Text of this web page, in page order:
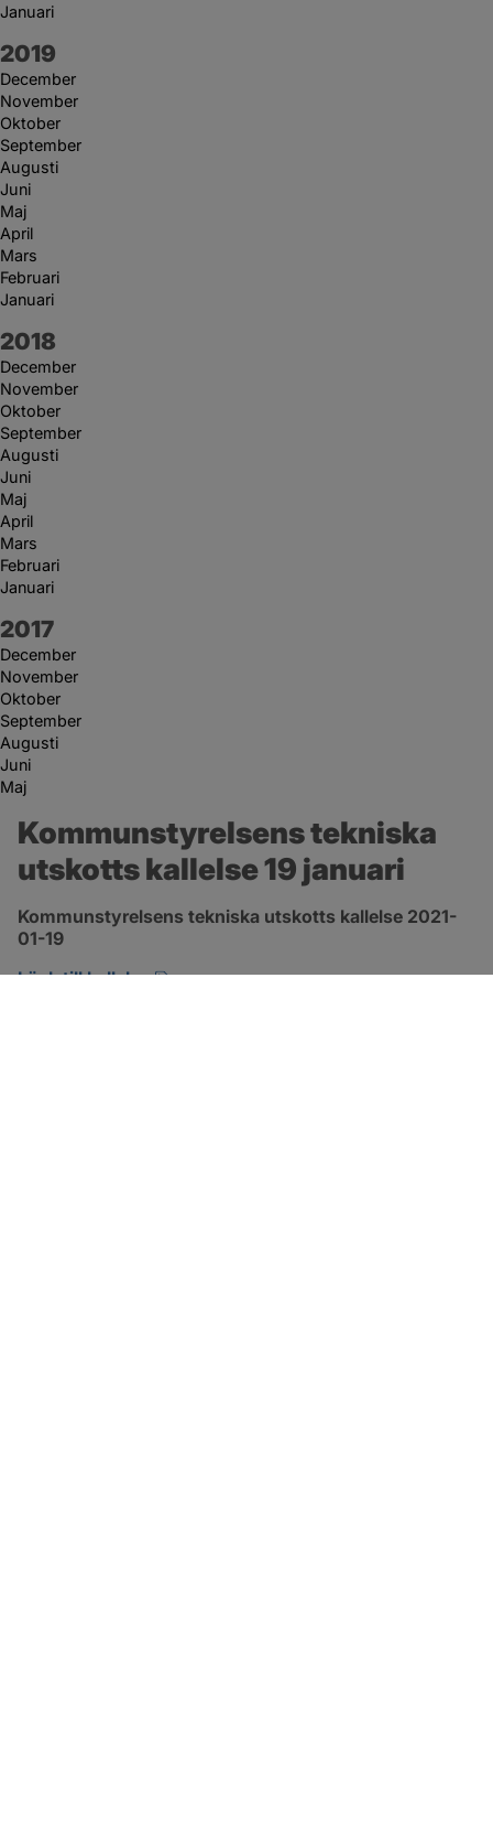
Januari
År:
2019
December
November
Oktober
September
Augusti
Juni
Maj
April
Mars
Februari
Januari
År:
2018
December
November
Oktober
September
Augusti
Juni
Maj
April
Mars
Februari
Januari
År:
2017
December
November
Oktober
September
Augusti
Juni
Maj
Kommunstyrelsens tekniska
utskotts kallelse 19 januari
Kommunstyrelsens tekniska utskotts kallelse 2021-
01-19
Länk till kallelse
pdf, 184.6 kB, öppnas i nytt fönster.